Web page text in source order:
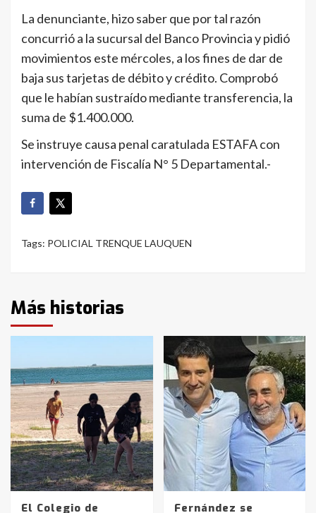
La denunciante, hizo saber que por tal razón
concurrió a la sucursal del Banco Provincia y pidió
movimientos este mércoles, a los fines de dar de
baja sus tarjetas de débito y crédito. Comprobó
que le habían sustraído mediante transferencia, la
suma de $1.400.000.
Se instruye causa penal caratulada ESTAFA con
intervención de Fiscalía N° 5 Departamental.-
Tags: POLICIAL TRENQUE LAUQUEN
Más historias
El Colegio de Fernández se